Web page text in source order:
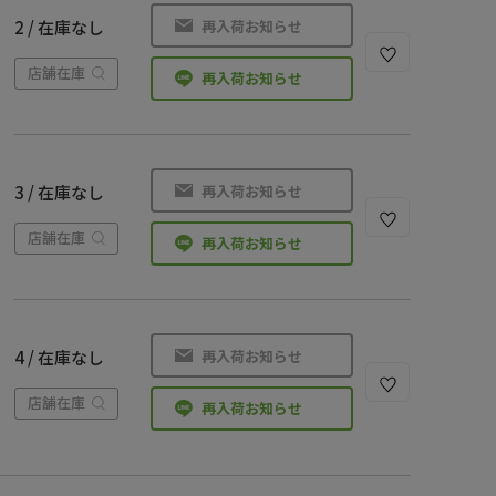
2 / 在庫なし
店舗在庫
再入荷お知らせ
再入荷お知らせ
3 / 在庫なし
店舗在庫
再入荷お知らせ
再入荷お知らせ
4 / 在庫なし
店舗在庫
再入荷お知らせ
再入荷お知らせ